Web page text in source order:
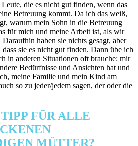
die es nicht gut finden, wenn das
Betreuung kommt. Da ich das weiß,
warum mein Sohn in die Betreuung
für mich und meine Arbeit ist, als wir
haben sie nichts gesagt, aber
sie es nicht gut finden. Dann übe ich
in anderen Situationen oft brauche: mir
Bedürfnisse und Ansichten hat und
meine Familie und mein Kind am
so zu jeder/jedem sagen, der oder die
FÜR ALLE
MÜTTER?